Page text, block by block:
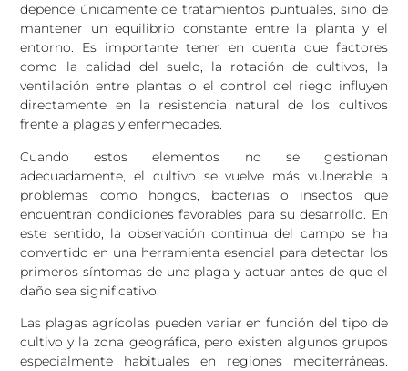
depende únicamente de tratamientos puntuales, sino de
mantener un equilibrio constante entre la planta y el
entorno. Es importante tener en cuenta que factores
como la calidad del suelo, la rotación de cultivos, la
ventilación entre plantas o el control del riego influyen
directamente en la resistencia natural de los cultivos
frente a plagas y enfermedades.
Cuando estos elementos no se gestionan
adecuadamente, el cultivo se vuelve más vulnerable a
problemas como hongos, bacterias o insectos que
encuentran condiciones favorables para su desarrollo. En
este sentido, la observación continua del campo se ha
convertido en una herramienta esencial para detectar los
primeros síntomas de una plaga y actuar antes de que el
daño sea significativo.
Las plagas agrícolas pueden variar en función del tipo de
cultivo y la zona geográfica, pero existen algunos grupos
especialmente habituales en regiones mediterráneas.